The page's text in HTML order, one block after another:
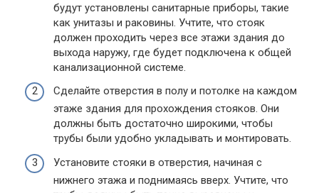
будут установлены санитарные приборы, такие
как унитазы и раковины. Учтите, что стояк
должен проходить через все этажи здания до
выхода наружу, где будет подключена к общей
канализационной системе.
Сделайте отверстия в полу и потолке на каждом
этаже здания для прохождения стояков. Они
должны быть достаточно широкими, чтобы
трубы были удобно укладывать и монтировать.
Установите стояки в отверстия, начиная с
нижнего этажа и поднимаясь вверх. Учтите, что